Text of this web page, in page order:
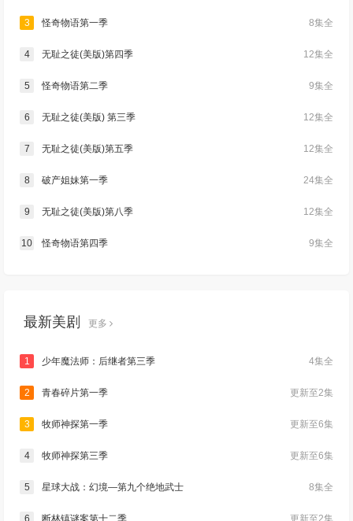
8集全
3 怪奇物语第一季
12集全
4 无耻之徒(美版)第四季
9集全
5 怪奇物语第二季
12集全
6 无耻之徒(美版) 第三季
12集全
7 无耻之徒(美版)第五季
24集全
8 破产姐妹第一季
12集全
9 无耻之徒(美版)第八季
9集全
10 怪奇物语第四季
最新美剧 更多
4集全
1 少年魔法师：后继者第三季
更新至2集
2 青春碎片第一季
更新至6集
3 牧师神探第一季
更新至6集
4 牧师神探第三季
8集全
5 星球大战：幻境—第九个绝地武士
更新至2集
6 断林镇谜案第十二季